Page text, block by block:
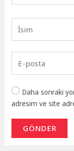
Daha sonraki
adresim ve site
GÖNDER